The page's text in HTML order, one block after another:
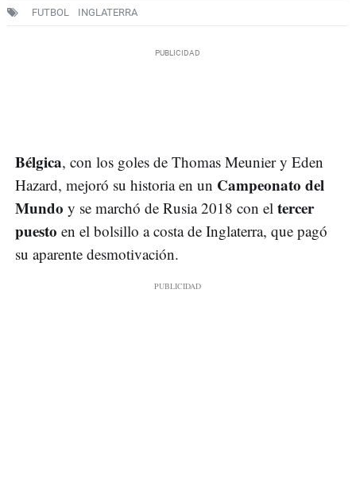
FUTBOL INGLATERRA
Bélgica, con los goles de Thomas Meunier y Eden
Hazard, mejoró su historia en un Campeonato del
Mundo y se marchó de Rusia 2018 con el tercer
puesto en el bolsillo a costa de Inglaterra, que pagó
su aparente desmotivación.